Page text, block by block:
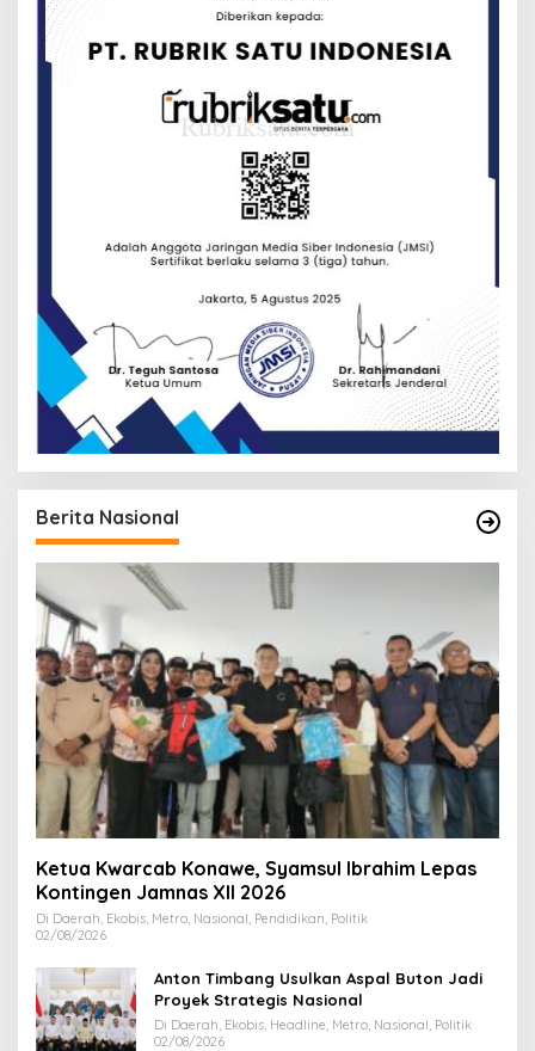
Berita Nasional
Ketua Kwarcab Konawe, Syamsul Ibrahim Lepas
Kontingen Jamnas XII 2026
Di Daerah, Ekobis, Metro, Nasional, Pendidikan, Politik
02/08/2026
Anton Timbang Usulkan Aspal Buton Jadi
Proyek Strategis Nasional
Di Daerah, Ekobis, Headline, Metro, Nasional, Politik
02/08/2026